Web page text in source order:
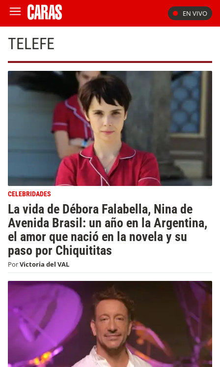
EN VIVO
TELEFE
CELEBRIDADES
La vida de Débora Falabella, Nina de
Avenida Brasil: un año en la Argentina,
el amor que nació en la novela y su
paso por Chiquititas
PorVictoria del VAL